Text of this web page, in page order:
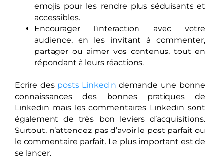
emojis pour les rendre plus séduisants et
accessibles.
Encourager l’interaction avec votre
audience, en les invitant à commenter,
partager ou aimer vos contenus, tout en
répondant à leurs réactions.
Ecrire des posts Linkedin demande une bonne
connaissances des bonnes pratiques de
Linkedin mais les commentaires Linkedin sont
également de très bon leviers d’acquisitions.
Surtout, n’attendez pas d’avoir le post parfait ou
le commentaire parfait. Le plus important est de
se lancer.